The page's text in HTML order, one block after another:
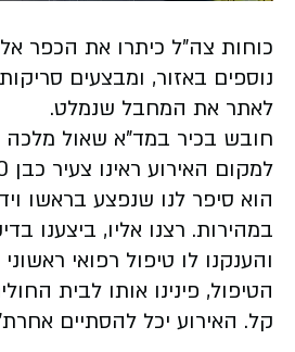
Video
כוחות צה"ל כיתרו את הכפר אל
נוספים באזור, ומבצעים
לאתר את המחבל שנמלט.
חובש בכיר במד"א שאול מלכה
הוא סיפר לנו שנפצע בראשו
במהירות. רצנו אליו, ביצענו
והענקנו לו טיפול רפואי
הטיפול, פינינו אותו לבית
קל. האירוע יכל להסתיים